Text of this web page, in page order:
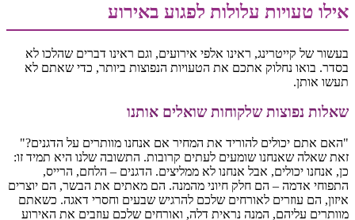
אילו טעויות עלולות לפגוע באירוע
בעשור של קייטרינג, ראינו אלפי אירועים, וגם ראינו דברים שהלכו לא
בסדר. בואו נחלוק אתכם את הטעויות הנפוצות ביותר, כדי שאתם לא
תעשו אותן.
שאלות נפוצות שלקוחות שואלים אותנו
"האם אתם יכולים להוריד את המחיר אם אנחנו מוותרים על הדגנים?"
זאת שאלה שאנחנו שומעים לעתים קרובות. התשובה שלנו היא תמיד זו:
כן, אנחנו יכולים, אבל אנחנו לא ממליצים. הדגנים – הלחם, הרייס,
התפוחי אדמה – הם חלק חיוני מהמנה. הם מאתים את הבשר, הם יוצרים
איזון, הם עוזרים לאורחים שלכם להרגיש שבעים וחסרי דאגה. כשאתם
מוותרים עליהם, המנה נראית דלה, ואורחים שלכם עוזבים את האירוע